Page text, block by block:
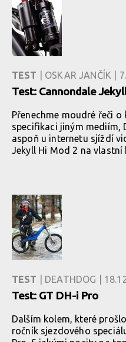
TEST | OSKAR JANČÍK |
Test: Cannondale
Přenechme moudré řeči
specifikaci jiným mediím,
aspoň u internetu sjíždí
Jekyll Hi Mod 2 na vlastní
TEST | DEATHDOG |
Test: GT DH-i Pro
Dalším kolem, které
ročník sjezdového